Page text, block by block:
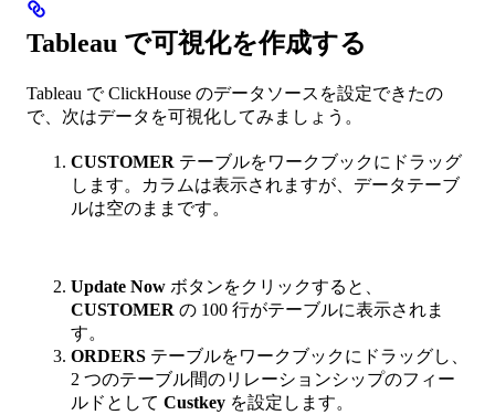
Tableau で可視化を作成する
Tableau で ClickHouse のデータソースを設定できたの
で、次はデータを可視化してみましょう。
CUSTOMER テーブルをワークブックにドラッグ
します。カラムは表示されますが、データテーブ
ルは空のままです。
Update Now ボタンをクリックすると、
CUSTOMER の 100 行がテーブルに表示されま
す。
ORDERS テーブルをワークブックにドラッグし、
2 つのテーブル間のリレーションシップのフィー
ルドとして Custkey を設定します。